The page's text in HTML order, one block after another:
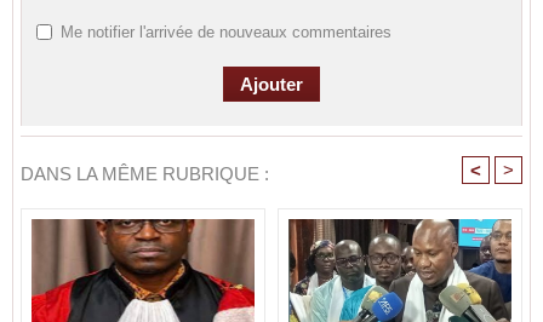
Me notifier l'arrivée de nouveaux commentaires
DANS LA MÊME RUBRIQUE : < >